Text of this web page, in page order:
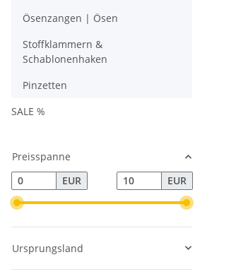
Ösenzangen | Ösen
Stoffklammern &
Schablonenhaken
Pinzetten
SALE %
Preisspanne
EUR
EUR
Ursprungsland